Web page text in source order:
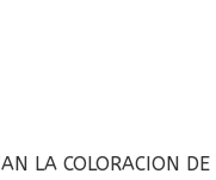
LA COLORACION